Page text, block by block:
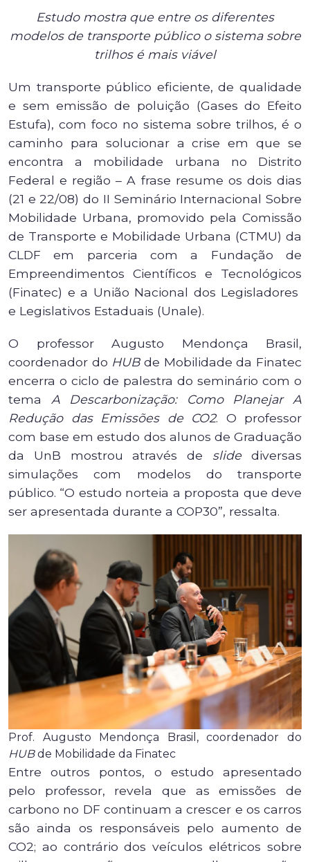
Estudo mostra que entre os diferentes
modelos de transporte público o sistema sobre
trilhos é mais viável
Um transporte público eficiente, de qualidade
e sem emissão de poluição (Gases do Efeito
Estufa), com foco no sistema sobre trilhos, é o
caminho para solucionar a crise em que se
encontra a mobilidade urbana no Distrito
Federal e região – A frase resume os dois dias
(21 e 22/08) do II Seminário Internacional Sobre
Mobilidade Urbana, promovido pela Comissão
de Transporte e Mobilidade Urbana (CTMU) da
CLDF em parceria com a Fundação de
Empreendimentos Científicos e Tecnológicos
(Finatec) e a União Nacional dos Legisladores
e Legislativos Estaduais (Unale).
O professor Augusto Mendonça Brasil,
coordenador do HUBde Mobilidade da Finatec
encerra o ciclo de palestra do seminário com o
tema A Descarbonização: Como Planejar A
Redução das Emissões de CO2. O professor
com base em estudo dos alunos de Graduação
da UnB mostrou através de slide diversas
simulações com modelos do transporte
público. “O estudo norteia a proposta que deve
ser apresentada durante a COP30”, ressalta.
Prof. Augusto Mendonça Brasil, coordenador do
HUBde Mobilidade da Finatec
Entre outros pontos, o estudo apresentado
pelo professor, revela que as emissões de
carbono no DF continuam a crescer e os carros
são ainda os responsáveis pelo aumento de
CO2; ao contrário dos veículos elétricos sobre